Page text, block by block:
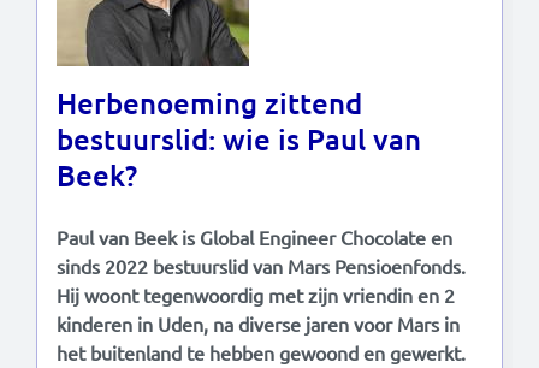
Herbenoeming zittend
bestuurslid: wie is Paul van
Beek?
Paul van Beek is Global Engineer Chocolate en
sinds 2022 bestuurslid van Mars Pensioenfonds.
Hij woont tegenwoordig met zijn vriendin en 2
kinderen in Uden, na diverse jaren voor Mars in
het buitenland te hebben gewoond en gewerkt.